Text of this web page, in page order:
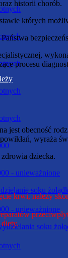
soku
soku
- unieważnione
- unieważnione
historii chorób.
których
procesu
obecność
wyraża
dziecka.
krwi, należy
diety.